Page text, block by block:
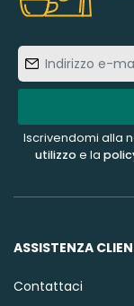
Iscrivendomi alla
utilizzoe la
ASSISTENZA
Contattaci